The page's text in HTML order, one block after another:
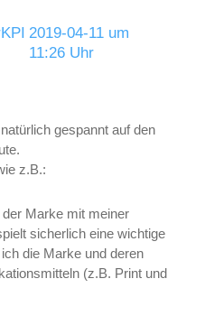
2019-04-11 um
11:26 Uhr
gespannt auf den
z.B.:
Marke mit meiner
sicherlich eine wichtige
die Marke und deren
(z.B. Print und